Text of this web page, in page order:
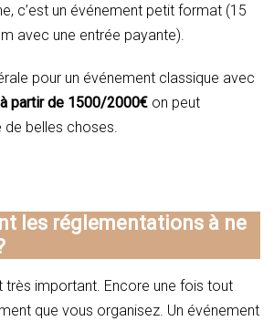
c’est un événement petit format (15
avec une entrée payante).
pour un événement classique avec
à partir de 1500/2000€ on peut
belles choses.
les réglementations à ne
très important. Encore une fois tout
que vous organisez. Un événement